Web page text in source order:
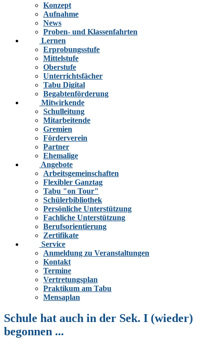
Konzept
Aufnahme
News
Proben- und Klassenfahrten
Lernen
Erprobungsstufe
Mittelstufe
Oberstufe
Unterrichtsfächer
Tabu Digital
Begabtenförderung
Mitwirkende
Schulleitung
Mitarbeitende
Gremien
Förderverein
Partner
Ehemalige
Angebote
Arbeitsgemeinschaften
Flexibler Ganztag
Tabu "on Tour"
Schülerbibliothek
Persönliche Unterstützung
Fachliche Unterstützung
Berufsorientierung
Zertifikate
Service
Anmeldung zu Veranstaltungen
Kontakt
Termine
Vertretungsplan
Praktikum am Tabu
Mensaplan
Schule hat auch in der Sek. I (wieder)
begonnen ...